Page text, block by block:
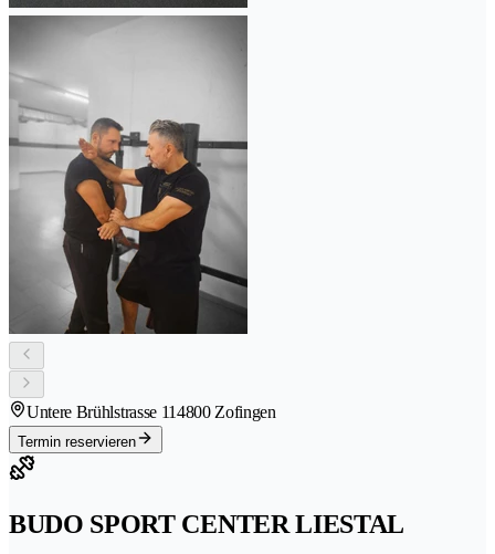
Untere Brühlstrasse 114800 Zofingen
Termin reservieren
BUDO SPORT CENTER LIESTAL